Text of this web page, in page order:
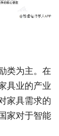
类为主。在
具业的产业
家具需求的
家对于智能